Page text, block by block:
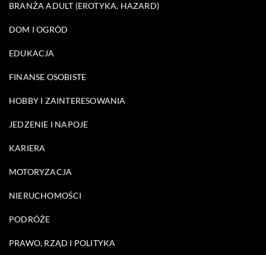
BRANŻA ADULT (EROTYKA, HAZARD)
DOM I OGRÓD
EDUKACJA
FINANSE OSOBISTE
HOBBY I ZAINTERESOWANIA
JEDZENIE I NAPOJE
KARIERA
MOTORYZACJA
NIERUCHOMOŚCI
PODRÓŻE
PRAWO, RZĄD I POLITYKA